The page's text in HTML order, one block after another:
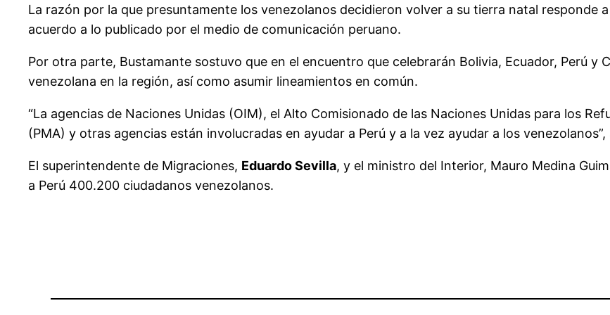
La razón por la que presuntamente los venezolanos decidieron volver a su tierra natal responde
acuerdo a lo publicado por el medio de comunicación peruano.
Por otra parte, Bustamante sostuvo que en el encuentro que celebrarán Bolivia, Ecuador, Perú y
venezolana en la región, así como asumir lineamientos en común.
“La agencias de Naciones Unidas (OIM), el Alto Comisionado de las Naciones Unidas para los
(PMA) y otras agencias están involucradas en ayudar a Perú y a la vez ayudar a los venezolanos”,
El superintendente de Migraciones, Eduardo Sevilla, y el ministro del Interior, Mauro Medina
a Perú 400.200 ciudadanos venezolanos.